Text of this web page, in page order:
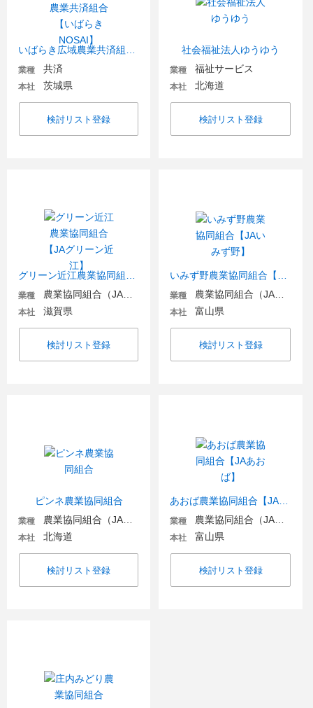
業種 共済
本社 茨城県
検討リスト登録
社会福祉法人ゆうゆう
業種 福祉サービス
本社 北海道
検討リスト登録
業種
本社 滋賀県
検討リスト登録
業種
本社 富山県
検討リスト登録
ピンネ農業協同組合
業種
本社 北海道
検討リスト登録
業種
本社 富山県
検討リスト登録